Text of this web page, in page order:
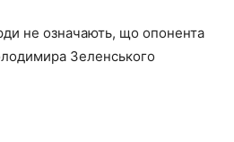
не означають, що опонента
Зеленського